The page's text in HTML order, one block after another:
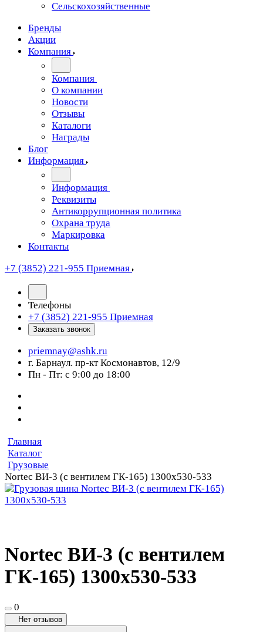
Сельскохозяйственные
Бренды
Акции
Компания
Компания
О компании
Новости
Отзывы
Каталоги
Награды
Блог
Информация
Информация
Реквизиты
Антикоррупционная политика
Охрана труда
Маркировка
Контакты
+7 (3852) 221-955 Приемная
Телефоны
+7 (3852) 221-955 Приемная
Заказать звонок
priemnay@ashk.ru
г. Барнаул. пр-кт Космонавтов, 12/9
Пн - Пт: с 9:00 до 18:00
Главная
Каталог
Грузовые
Nortec ВИ-3 (с вентилем ГК-165) 1300х530-533
Nortec ВИ-3 (с вентилем
ГК-165) 1300х530-533
0
Нет отзывов